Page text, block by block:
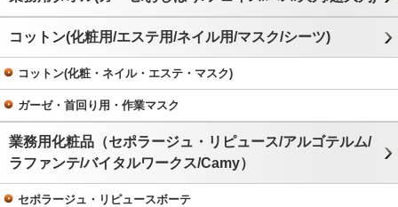
コットン(化粧用/エステ用/ネイル用/マスク/シーツ)
コットン(化粧・ネイル・エステ・マスク)
ガーゼ・首回り用・作業マスク
業務用化粧品（セポラージュ・リピュース/アルゴテルム/
ラファンテ/バイタルワークス/Camy）
セポラージュ・リピュースボーテ